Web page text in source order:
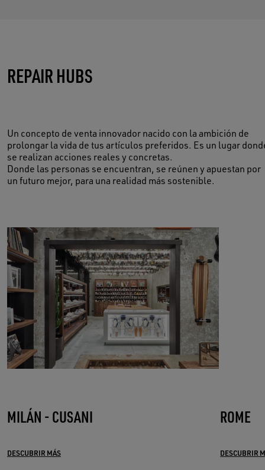
CUIDA DE TUS RECUERDOS
REPAIR HUBS
Un concepto de venta innovador nacido con la ambición de
prolongar la vida de tus artículos preferidos. Es un lugar
se realizan acciones reales y concretas.
Donde las personas se encuentran, se reúnen y apuestan por
un futuro mejor, para una realidad más sostenible.
MILÁN - CUSANI
DESCUBRIR MÁS
ROME
DESCUBRIR